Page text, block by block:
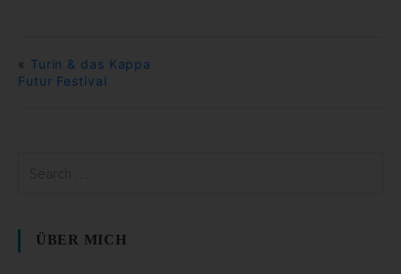
« Turin & das Kappa
Futur Festival
ÜBER MICH